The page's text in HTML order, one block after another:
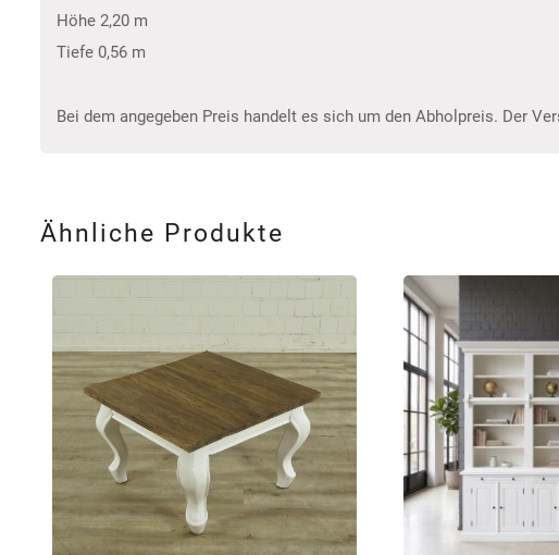
Höhe 2,20 m
Tiefe 0,56 m
Bei dem angegeben Preis handelt es sich um den Abholpreis. Der
Ähnliche Produkte